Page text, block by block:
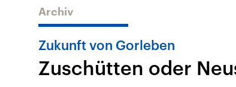
Landtagswahl Sachsen-
USA
Archiv
Zukunft von Gorleben
Zuschütten oder